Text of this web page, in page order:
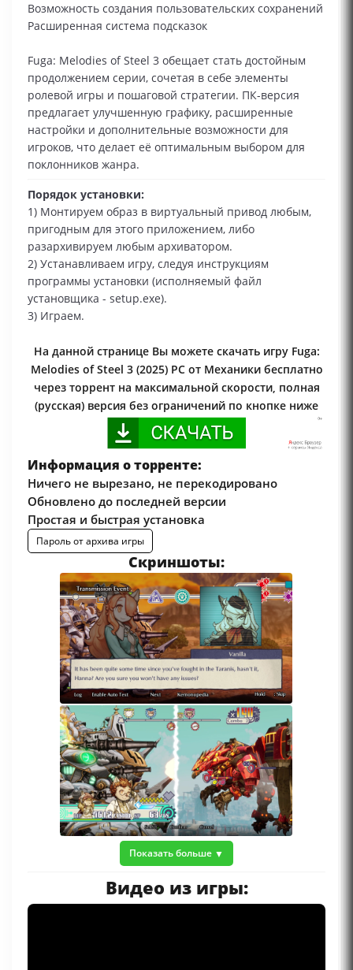
Возможность создания пользовательских сохранений
Расширенная система подсказок
Fuga: Melodies of Steel 3 обещает стать достойным
продолжением серии, сочетая в себе элементы
ролевой игры и пошаговой стратегии. ПК-версия
предлагает улучшенную графику, расширенные
настройки и дополнительные возможности для
игроков, что делает её оптимальным выбором для
поклонников жанра.
Порядок установки:
1) Монтируем образ в виртуальный привод любым,
пригодным для этого приложением, либо
разархивируем любым архиватором.
2) Устанавливаем игру, следуя инструкциям
программы установки (исполняемый файл
установщика - setup.exe).
3) Играем.
На данной странице Вы можете скачать игру Fuga:
Melodies of Steel 3 (2025) PC от Механики бесплатно
через торрент на максимальной скорости, полная
(русская) версия без ограничений по кнопке ниже
Информация о торренте:
Ничего не вырезано, не перекодировано
Обновлено до последней версии
Простая и быстрая установка
Пароль от архива игры
Скриншоты:
Показать больше
Видео из игры: